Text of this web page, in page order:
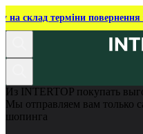
на склад терміни
Из INTERTOP покупать
Мы отправляем вам только
шопинга